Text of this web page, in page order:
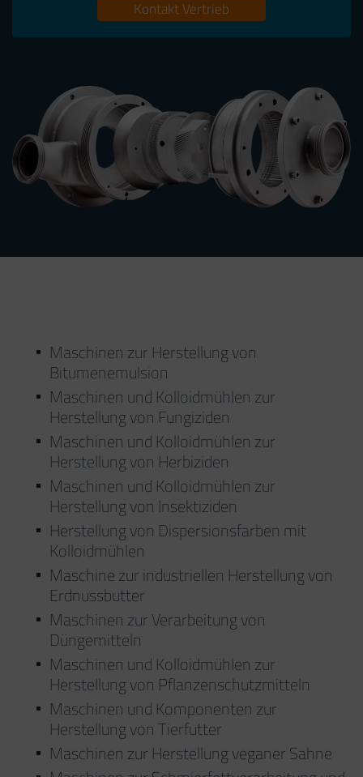
Kontakt Vertrieb
Maschinen zur Herstellung von
Bitumenemulsion
Maschinen und Kolloidmühlen zur
Herstellung von Fungiziden
Maschinen und Kolloidmühlen zur
Herstellung von Herbiziden
Maschinen und Kolloidmühlen zur
Herstellung von Insektiziden
Herstellung von Dispersionsfarben mit
Kolloidmühlen
Maschine zur industriellen Herstellung von
Erdnussbutter
Maschinen zur Verarbeitung von
Düngemitteln
Maschinen und Kolloidmühlen zur
Herstellung von Pflanzenschutzmitteln
Maschinen und Komponenten zur
Herstellung von Tierfutter
Maschinen zur Herstellung veganer Sahne